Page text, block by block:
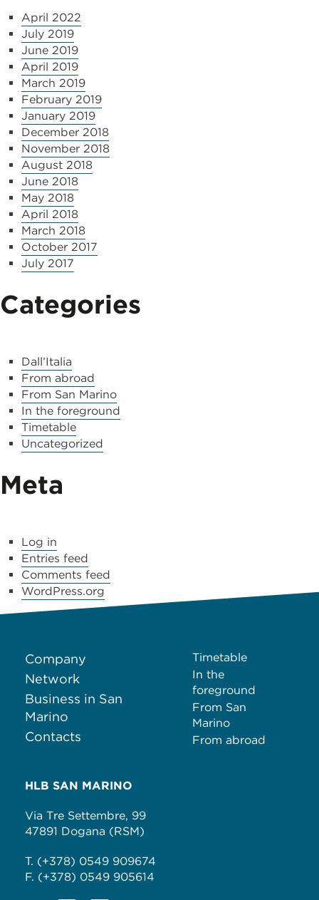
April 2022
July 2019
June 2019
April 2019
March 2019
February 2019
January 2019
December 2018
November 2018
August 2018
June 2018
May 2018
April 2018
March 2018
October 2017
July 2017
Categories
Dall’Italia
From abroad
From San Marino
In the foreground
Timetable
Uncategorized
Meta
Log in
Entries feed
Comments feed
WordPress.org
Company
Network
Business in San
Marino
Contacts
Timetable
In the
foreground
From San
Marino
From abroad
HLB SAN MARINO
Via Tre Settembre, 99
47891 Dogana (RSM)
T. (+378) 0549 909674
F. (+378) 0549 905614